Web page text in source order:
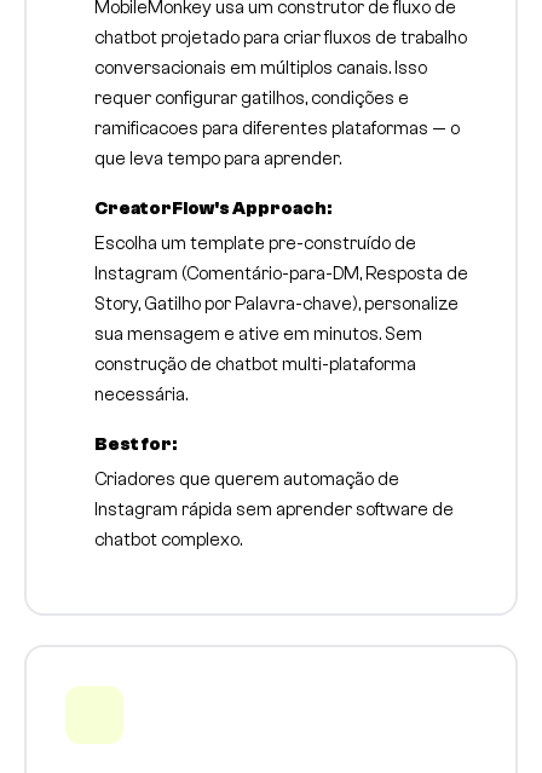
MobileMonkey usa um construtor de fluxo de
chatbot projetado para criar fluxos de trabalho
conversacionais em múltiplos canais. Isso
requer configurar gatilhos, condições e
ramificacoes para diferentes plataformas — o
que leva tempo para aprender.
CreatorFlow's Approach:
Escolha um template pre-construído de
Instagram (Comentário-para-DM, Resposta de
Story, Gatilho por Palavra-chave), personalize
sua mensagem e ative em minutos. Sem
construção de chatbot multi-plataforma
necessária.
Best for:
Criadores que querem automação de
Instagram rápida sem aprender software de
chatbot complexo.